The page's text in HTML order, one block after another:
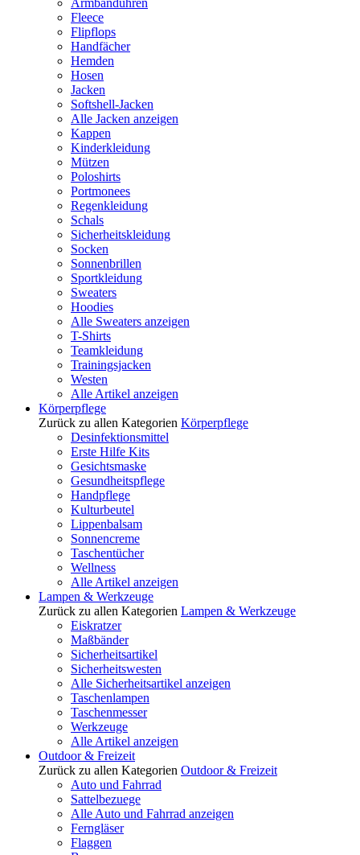
Armbanduhren
Fleece
Flipflops
Handfächer
Hemden
Hosen
Jacken
Softshell-Jacken
Alle Jacken anzeigen
Kappen
Kinderkleidung
Mützen
Poloshirts
Portmonees
Regenkleidung
Schals
Sicherheitskleidung
Socken
Sonnenbrillen
Sportkleidung
Sweaters
Hoodies
Alle Sweaters anzeigen
T-Shirts
Teamkleidung
Trainingsjacken
Westen
Alle Artikel anzeigen
Körperpflege
Zurück zu allen Kategorien Körperpflege
Desinfektionsmittel
Erste Hilfe Kits
Gesichtsmaske
Gesundheitspflege
Handpflege
Kulturbeutel
Lippenbalsam
Sonnencreme
Taschentücher
Wellness
Alle Artikel anzeigen
Lampen & Werkzeuge
Zurück zu allen Kategorien Lampen & Werkzeuge
Eiskratzer
Maßbänder
Sicherheitsartikel
Sicherheitswesten
Alle Sicherheitsartikel anzeigen
Taschenlampen
Taschenmesser
Werkzeuge
Alle Artikel anzeigen
Outdoor & Freizeit
Zurück zu allen Kategorien Outdoor & Freizeit
Auto und Fahrrad
Sattelbezuege
Alle Auto und Fahrrad anzeigen
Ferngläser
Flaggen